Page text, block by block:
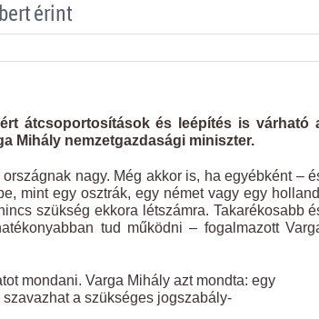
érint
átcsoportosítások és leépítés is várható
Mihály nemzetgazdasági miniszter.
nagy. Még akkor is, ha egyébként –
mint egy osztrák, egy német vagy egy
szükség ekkora létszámra. Takarékosabb
tud működni – fogalmazott
mondani. Varga Mihály azt mondta: egy
a szükséges jogszabály-